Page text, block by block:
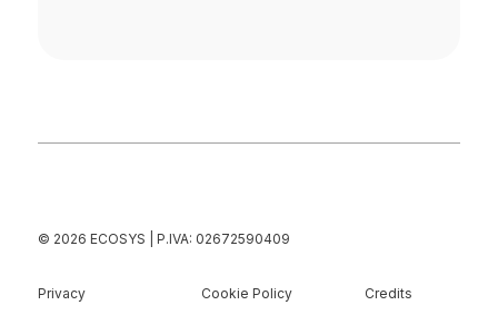
© 2026 ECOSYS | P.IVA: 02672590409
Privacy Cookie Policy Credits